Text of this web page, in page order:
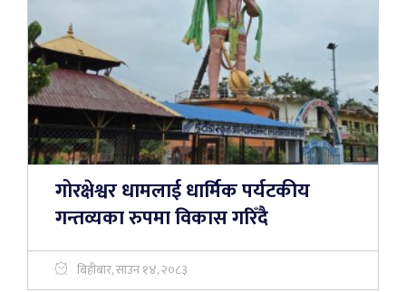
गोरक्षेश्वर धामलाई धार्मिक पर्यटकीय
गन्तव्यका रुपमा विकास गरिँदै
बिहीबार, साउन १४, २०८३